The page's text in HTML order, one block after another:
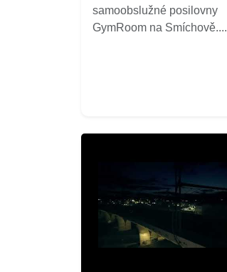
samoobslužné posilovny
GymRoom na Smíchově....